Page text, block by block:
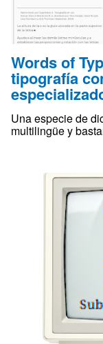
Words of
tipografía
Una especie de
multilingüe y